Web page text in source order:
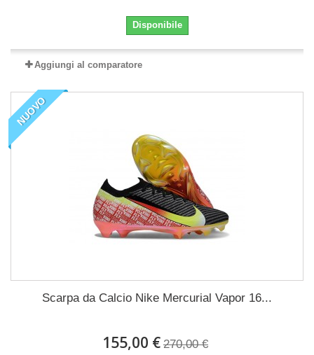
Disponibile
Aggiungi al comparatore
NUOVO
Scarpa da Calcio Nike Mercurial Vapor 16...
155,00 € 270,00 €